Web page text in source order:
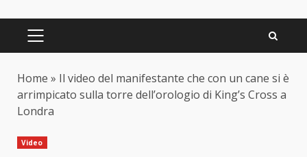
PRIMARY
Home » Il video del manifestante che con un cane si è
arrimpicato sulla torre dell’orologio di King’s Cross a
Londra
Video